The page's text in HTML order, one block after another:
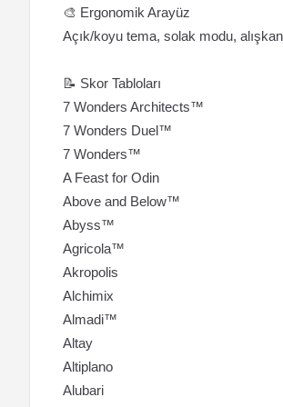
🎨 Ergonomik Arayüz
Açık/koyu tema, solak modu,
📝 Skor Tabloları
7 Wonders Architects™
7 Wonders Duel™
7 Wonders™
A Feast for Odin
Above and Below™
Abyss™
Agricola™
Akropolis
Alchimix
Almadi™
Altay
Altiplano
Alubari